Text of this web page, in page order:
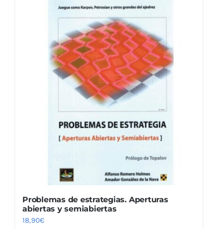
Problemas de estrategias. Aperturas
abiertas y semiabiertas
18,90€